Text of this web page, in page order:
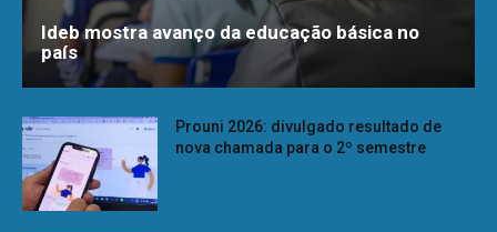
Ideb mostra avanço da educação básica no
país
Prouni 2026: divulgado resultado de
nova chamada para o 2º semestre